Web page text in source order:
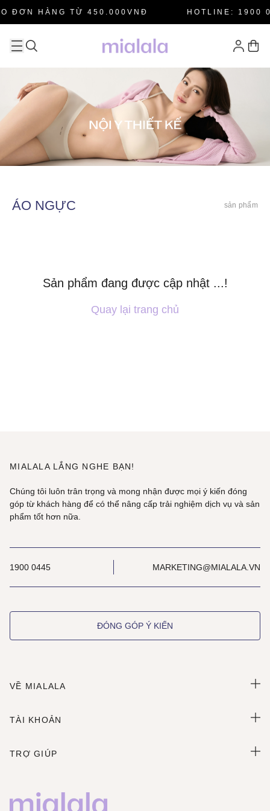
ĐƠN HÀNG TỪ 450.000VNĐ HOTLINE: 1900
ÁO NGỰC sản phẩm
Sản phẩm đang được cập nhật ...!
Quay lại trang chủ
MIALALA LẮNG NGHE BẠN!
Chúng tôi luôn trân trọng và mong nhận được mọi ý kiến đóng
góp từ khách hàng để có thể nâng cấp trải nghiệm dịch vụ và sản
phẩm tốt hơn nữa.
1900 0445 MARKETING@MIALALA.VN
ĐÓNG GÓP Ý KIẾN
VỀ MIALALA
TÀI KHOẢN
TRỢ GIÚP